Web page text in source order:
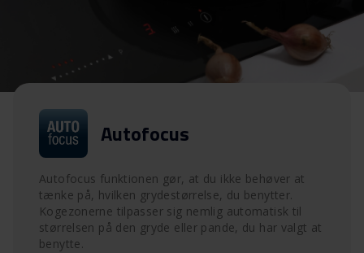
Autofocus
Autofocus funktionen gør, at du ikke behøver at
tænke på, hvilken grydestørrelse, du benytter.
Kogezonerne tilpasser sig nemlig automatisk til
størrelsen på den gryde eller pande, du har valgt at
benytte.